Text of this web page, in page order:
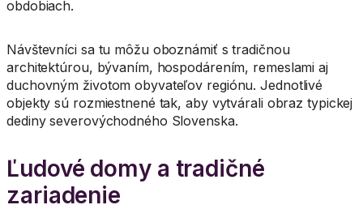
obdobiach.
Návštevníci sa tu môžu oboznámiť s tradičnou
architektúrou, bývaním, hospodárením, remeslami aj
duchovným životom obyvateľov regiónu. Jednotlivé
objekty sú rozmiestnené tak, aby vytvárali obraz typickej
dediny severovýchodného Slovenska.
Ľudové domy a tradičné
zariadenie